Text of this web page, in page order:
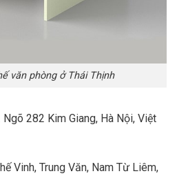
văn phòng ở Thái Thịnh
282 Kim Giang, Hà Nội, Việt
Vinh, Trung Văn, Nam Từ Liêm,